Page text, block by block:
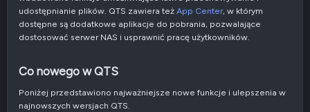
udostępnianie plików. QTS zawiera też App Center, w którym
dostępne są dodatkowe aplikacje do pobrania, pozwalające
dostosować serwer NAS i usprawnić pracę użytkowników.
Co nowego w QTS​
Poniżej przedstawiono najważniejsze nowe funkcje i ulepszenia w
najnowszych wersjach QTS.